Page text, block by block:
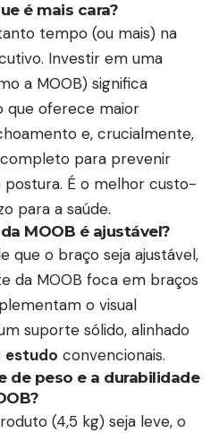
é mais cara?
tempo (ou mais) na
Investir em uma
a MOOB) significa
que oferece maior
e, crucialmente,
para prevenir
É o melhor custo-
para a saúde.
MOOB é ajustável?
que o braço seja ajustável,
da MOOB foca em braços
o visual
suporte sólido, alinhado
estudo convencionais.
de peso e a durabilidade
(4,5 kg) seja leve, o